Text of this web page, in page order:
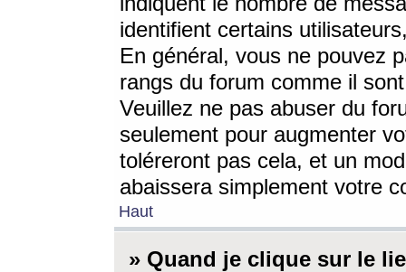
identifient certains
En général, vous ne pouvez
rangs du forum comme il
Veuillez ne pas abuser du
seulement pour augmenter
toléreront pas cela, et un
abaissera simplement votre
Haut
» Quand je clique sur le